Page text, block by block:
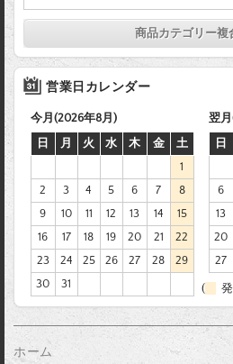
商品カテゴリー複
営業日カレンダー
今月(2026年8月)
日
月 火 水 木 金
土
1
2
3 4 5 6 7
8
9
10 11 12 13 14
15
16
17 18 19 20 21
22
23
24 25 26 27 28
29
30
31
翌
日
6
13
20
27
(
ホーム